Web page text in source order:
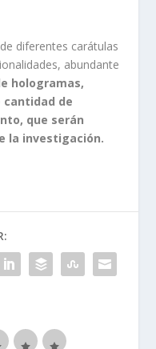
diferentes carátulas
abundante
hologramas,
de
que serán
la investigación.